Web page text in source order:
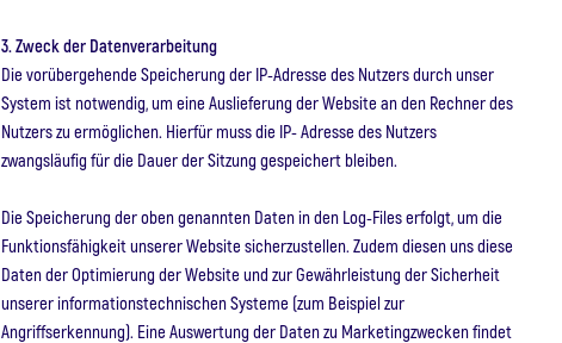
3. Zweck der Datenverarbeitung
Die vorübergehende Speicherung der IP-Adresse des Nutzers durch unser
System ist notwendig, um eine Auslieferung der Website an den Rechner des
Nutzers zu ermöglichen. Hierfür muss die IP- Adresse des Nutzers
zwangsläufig für die Dauer der Sitzung gespeichert bleiben.
Die Speicherung der oben genannten Daten in den Log-Files erfolgt, um die
Funktionsfähigkeit unserer Website sicherzustellen. Zudem diesen uns diese
Daten der Optimierung der Website und zur Gewährleistung der Sicherheit
unserer informationstechnischen Systeme (zum Beispiel zur
Angriffserkennung). Eine Auswertung der Daten zu Marketingzwecken findet